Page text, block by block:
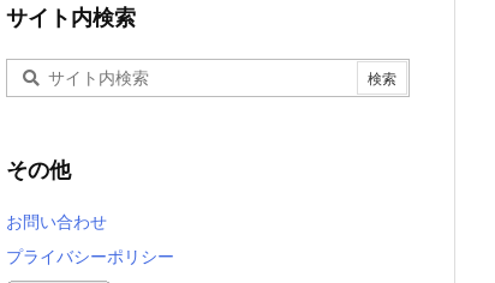
サイト内検索
その他
お問い合わせ
プライバシーポリシー